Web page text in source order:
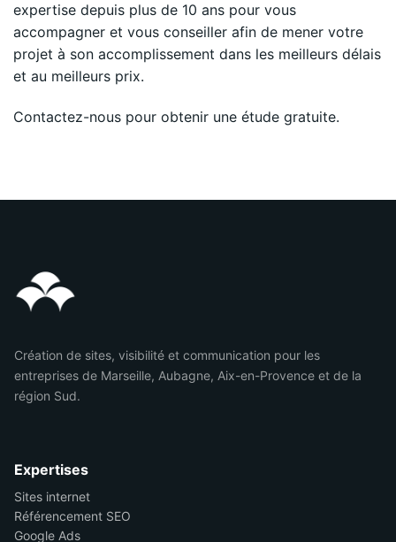
expertise depuis plus de 10 ans pour vous
accompagner et vous conseiller afin de mener votre
projet à son accomplissement dans les meilleurs délais
et au meilleurs prix.
Contactez-nous pour obtenir une étude gratuite.
Création de sites, visibilité et communication pour les
entreprises de Marseille, Aubagne, Aix-en-Provence et de la
région Sud.
Expertises
Sites internet
Référencement SEO
Google Ads